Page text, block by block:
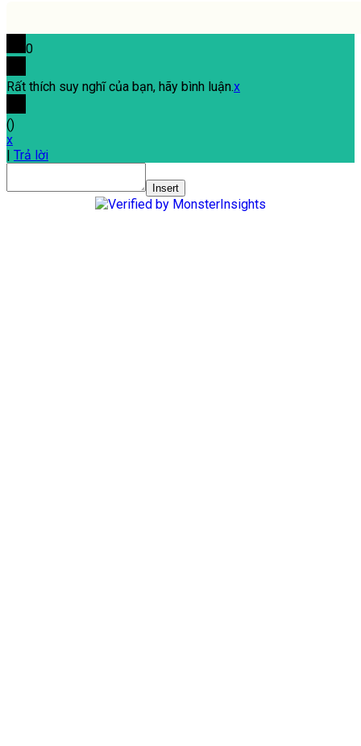
0
Rất thích suy nghĩ của bạn, hãy bình luận.x
()
x
Trả lời
Insert